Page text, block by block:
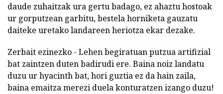
daude zuhaitzak ura gertu badago, ez ahaztu hostoak
ur gorputzean garbitu, bestela horniketa gauzatu
daiteke uretako landareen heriotza ekar dezake.
Zerbait ezinezko - Lehen begiratuan putzua artifizial
bat zaintzen duten badirudi ere. Baina noiz landatu
duzu ur hyacinth bat, hori guztia ez da hain zaila,
baina emaitza merezi duela konturatzen izango duzu!